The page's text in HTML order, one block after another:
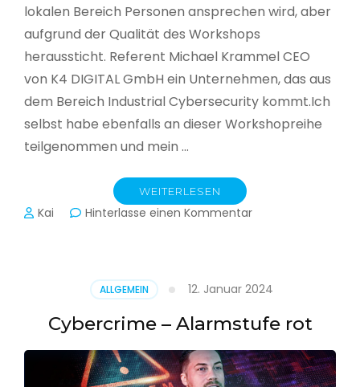
lokalen Bereich Personen ansprechen wird, aber
aufgrund der Qualität des Workshops
heraussticht. Referent Michael Krammel CEO
von K4 DIGITAL GmbH ein Unternehmen, das aus
dem Bereich Industrial Cybersecurity kommt.Ich
selbst habe ebenfalls an dieser Workshopreihe
teilgenommen und mein …
WEITERLESEN
Kai Hinterlasse einen Kommentarzu
Produktion
ALLGEMEIN 12. Januar 2024
Cybercrime – Alarmstufe rot